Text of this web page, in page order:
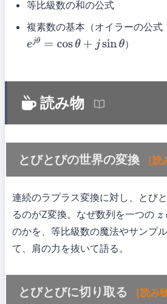
等比級数の和の公式
複素数の基本（オイラーの公式
ejθ =cosθ+ jsinθ ）
読み物
とびとびの世界の変換 ［読
連続のラプラス変換に対し、とび
るのがZ変換。なぜ数列を一つの z
のかを、等比級数の魔法やサンプ
て、肩の力を抜いて語る。
とびとびに切り取る ［読み